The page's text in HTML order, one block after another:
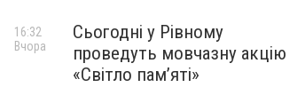
Сьогодні у Рівному
проведуть мовчазну акцію
«Світло пам’яті»
16:32
Вчора